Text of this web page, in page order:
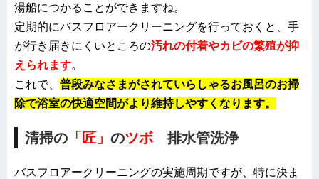
湯船につかることができますね。
定期的にバスフロアークリーニングを行っておくと、手
が行き届きにくいところの汚れの付着やカビの繁殖が抑
えられます。
これで、 普段みなさまがされていらしゃるお風呂のお掃
除で浴室の快適空間がより維持しやすくなります。
清掃の 「匠」 のツボ 排水管洗浄
バスフロアークリーニングの実施周期ですが、特に決ま